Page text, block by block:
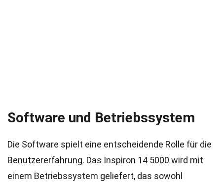
Software und Betriebssystem
Die Software spielt eine entscheidende Rolle für die
Benutzererfahrung. Das Inspiron 14 5000 wird mit
einem Betriebssystem geliefert, das sowohl